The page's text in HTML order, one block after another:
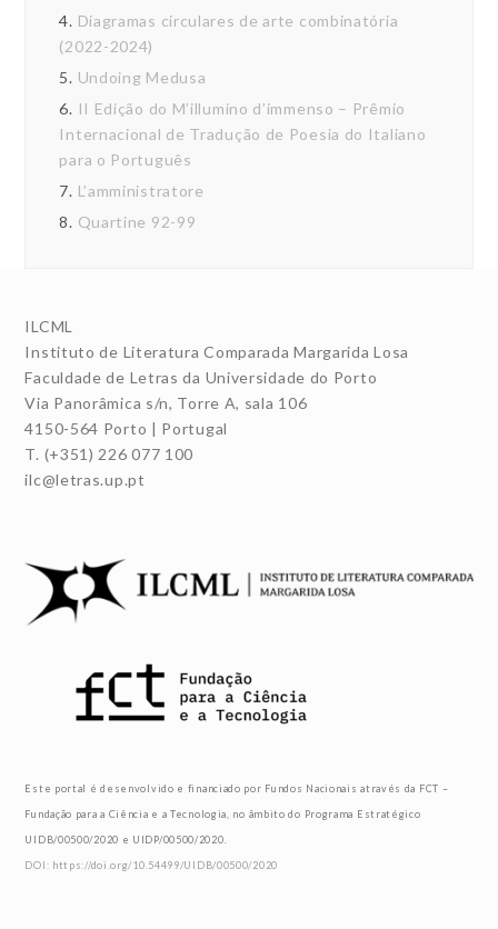
4. Diagramas circulares de arte combinatória
(2022-2024)
5. Undoing Medusa
6. II Edição do M’illumino d’immenso – Prêmio
Internacional de Tradução de Poesia do Italiano
para o Português
7. L’amministratore
8. Quartine 92-99
ILCML
Instituto de Literatura Comparada Margarida Losa
Faculdade de Letras da Universidade do Porto
Via Panorâmica s/n, Torre A, sala 106
4150-564 Porto | Portugal
T. (+351) 226 077 100
ilc@letras.up.pt
Este portal é desenvolvido e financiado por Fundos Nacionais através da FCT –
Fundação para a Ciência e a Tecnologia, no âmbito do Programa Estratégico
UIDB/00500/2020 e UIDP/00500/2020.
DOI: https://doi.org/10.54499/UIDB/00500/2020